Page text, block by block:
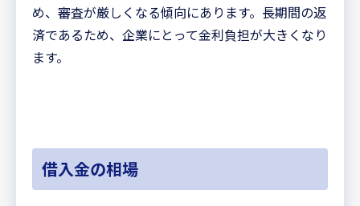
め、審査が厳しくなる傾向にあります。長期間の返
済であるため、企業にとって金利負担が大きくなり
ます。
借入金の相場